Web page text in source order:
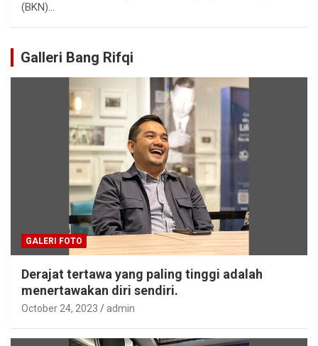
(BKN)…
Galleri Bang Rifqi
GALERI FOTO
Derajat tertawa yang paling tinggi adalah
menertawakan diri sendiri.
October 24, 2023 admin